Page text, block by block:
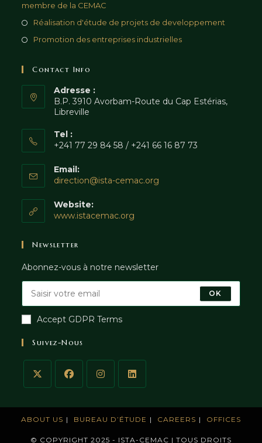
membre de la CEMAC
Réalisation d'étude de projets de developpement
Promotion des entreprises industrielles
Contact Info
Adresse :
B.P. 3910 Avorbam-Route du Cap Estérias,
Libreville
Tel :
+241 77 29 84 58 / +241 66 16 87 73
Email:
direction@ista-cemac.org
Website:
www.istacemac.org
Newsletter
Abonnez-vous à notre newsletter
OK
Accept GDPR Terms
Suivez-Nous
ABOUT US BUREAU D’ÉTUDE CAREERS OFFICES
© COPYRIGHT 2025 - ISTA-CEMAC | TOUS DROITS